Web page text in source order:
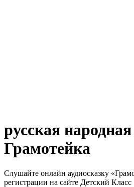
русская
Грамотейка
Слушайте онлайн аудиосказку
регистрации на сайте Детский Класс